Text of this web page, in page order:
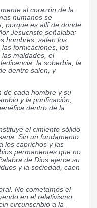
al corazón de la
humanos se
porque es allí de donde
Jesucristo señalaba:
hombres, salen los
fornicaciones, los
maldades, el
la soberbia, la
dentro salen, y
de cada hombre y su
y la purificación,
dentro de la
el cimiento sólido
Sin un fundamento
los caprichos y las
permanentes que no
de Dios ejerce su
y la sociedad, caen
No cometamos el
en el relativismo.
circunscribió a la